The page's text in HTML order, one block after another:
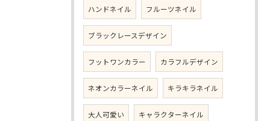
ハンドネイル フルーツネイル
ブラックレースデザイン
フットワンカラー カラフルデザイン
ネオンカラーネイル キラキラネイル
大人可愛い キャラクターネイル